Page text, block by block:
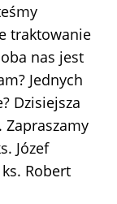
traktowanie
nas jest
Jednych
Dzisiejsza
Zapraszamy
Józef
Robert